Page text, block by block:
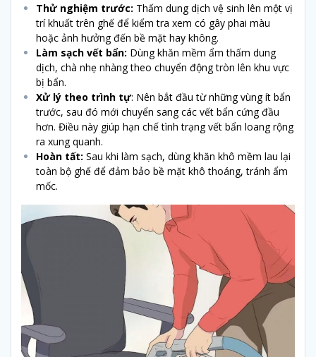
Thử nghiệm trước: Thấm dung dịch vệ sinh lên một vị
trí khuất trên ghế để kiểm tra xem có gây phai màu
hoặc ảnh hưởng đến bề mặt hay không.
Làm sạch vết bẩn: Dùng khăn mềm ẩm thấm dung
dịch, chà nhẹ nhàng theo chuyển động tròn lên khu vực
bị bẩn.
Xử lý theo trình tự: Nên bắt đầu từ những vùng ít bẩn
trước, sau đó mới chuyển sang các vết bẩn cứng đầu
hơn. Điều này giúp hạn chế tình trạng vết bẩn loang rộng
ra xung quanh.
Hoàn tất: Sau khi làm sạch, dùng khăn khô mềm lau lại
toàn bộ ghế để đảm bảo bề mặt khô thoáng, tránh ẩm
mốc.